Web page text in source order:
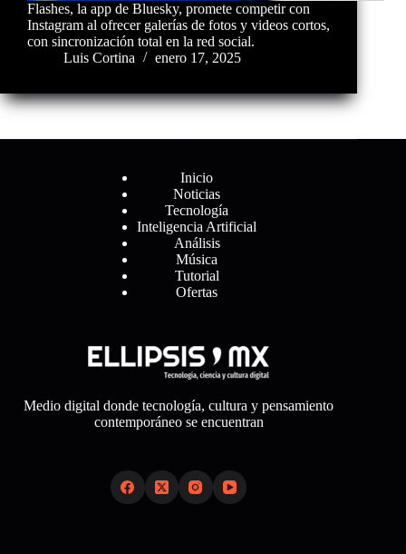
Flashes, la app de Bluesky, promete competir con
Instagram al ofrecer galerías de fotos y videos cortos,
con sincronización total en la red social.
Luis Cortina
enero 17, 2025
Inicio
Noticias
Tecnología
Inteligencia Artificial
Análisis
Música
Tutorial
Ofertas
Medio digital donde tecnología, cultura y pensamiento
contemporáneo se encuentran